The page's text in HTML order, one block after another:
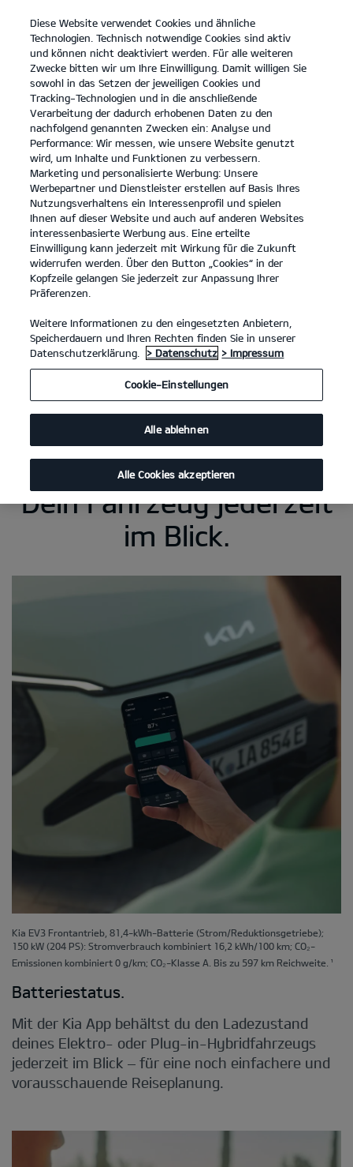
open
menu
KONTAKT
KIA APP
Diese Website verwendet Cookies und ähnliche
Technologien. Technisch notwendige Cookies sind aktiv
und können nicht deaktiviert werden. Für alle weiteren
Zwecke bitten wir um Ihre Einwilligung. Damit willigen Sie
sowohl in das Setzen der jeweiligen Cookies und
Tracking-Technologien und in die anschließende
Verarbeitung der dadurch erhobenen Daten zu den
nachfolgend genannten Zwecken ein: Analyse und
Performance: Wir messen, wie unsere Website genutzt
wird, um Inhalte und Funktionen zu verbessern.
Marketing und personalisierte Werbung: Unsere
Werbepartner und Dienstleister erstellen auf Basis Ihres
Nutzungsverhaltens ein Interessenprofil und spielen
Ihnen auf dieser Website und auch auf anderen Websites
interessenbasierte Werbung aus. Eine erteilte
Einwilligung kann jederzeit mit Wirkung für die Zukunft
widerrufen werden. Über den Button „Cookies“ in der
Kopfzeile gelangen Sie jederzeit zur Anpassung Ihrer
Präferenzen.
Weitere Informationen zu den eingesetzten Anbietern,
Speicherdauern und Ihren Rechten finden Sie in unserer
Datenschutzerklärung.
> Datenschutz > Impressum
Cookie-Einstellungen
Alle ablehnen
Alle Cookies akzeptieren